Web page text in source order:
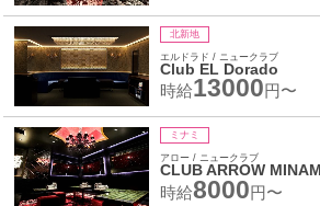
北新地
エルドラド / ニュークラブ
Club EL Dorado
時給13000円〜
ミナミ
アロー / ニュークラブ
CLUB ARROW MINAMI
時給8000円〜